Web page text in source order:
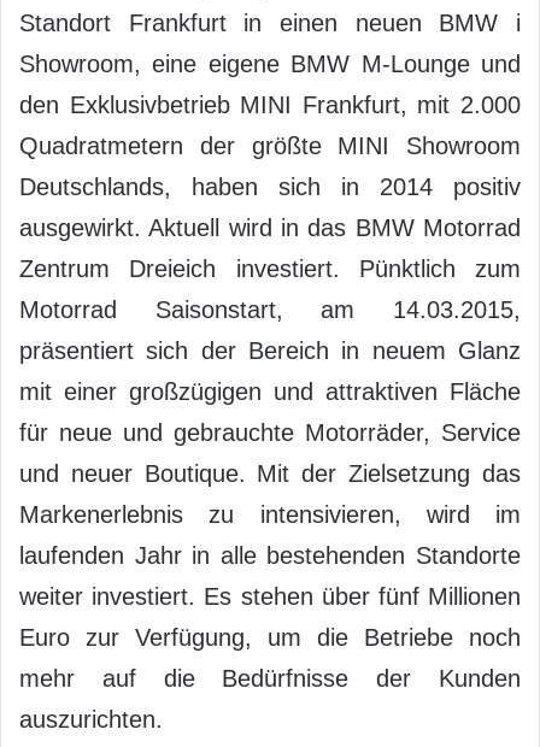
Standort Frankfurt in einen neuen BMW i
Showroom, eine eigene BMW M-Lounge und
den Exklusivbetrieb MINI Frankfurt, mit 2.000
Quadratmetern der größte MINI Showroom
Deutschlands, haben sich in 2014 positiv
ausgewirkt. Aktuell wird in das BMW Motorrad
Zentrum Dreieich investiert. Pünktlich zum
Motorrad Saisonstart, am 14.03.2015,
präsentiert sich der Bereich in neuem Glanz
mit einer großzügigen und attraktiven Fläche
für neue und gebrauchte Motorräder, Service
und neuer Boutique. Mit der Zielsetzung das
Markenerlebnis zu intensivieren, wird im
laufenden Jahr in alle bestehenden Standorte
weiter investiert. Es stehen über fünf Millionen
Euro zur Verfügung, um die Betriebe noch
mehr auf die Bedürfnisse der Kunden
auszurichten.